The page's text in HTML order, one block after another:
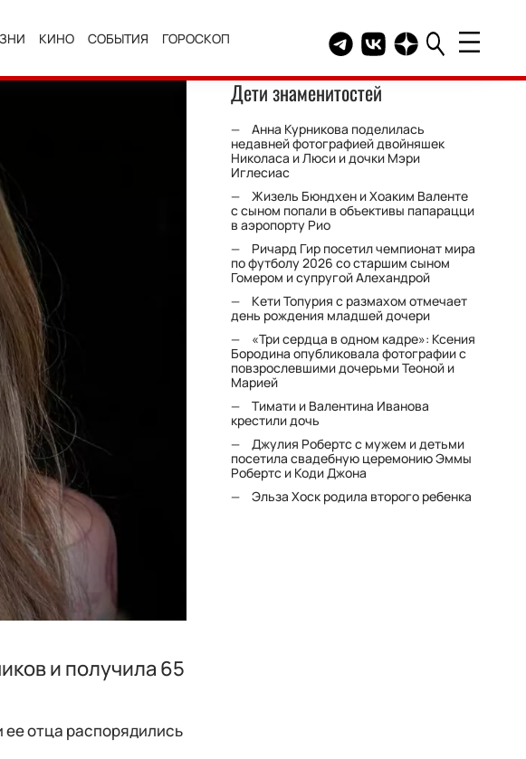
КИНО СОБЫТИЯ ГОРОСКОП Telegram канал HELLO
Группа HELLO
Канал HELLO в
и получила 65
отца распорядились
Дети знаменитостей
Анна Курникова поделилась
недавней фотографией двойняшек
Николаса и Люси и дочки Мэри
Иглесиас
Жизель Бюндхен и Хоаким Валенте
с сыном попали в объективы папарацци
в аэропорту Рио
Ричард Гир посетил чемпионат мира
по футболу 2026 со старшим сыном
Гомером и супругой Алехандрой
Кети Топурия с размахом отмечает
день рождения младшей дочери
«Три сердца в одном кадре»: Ксения
Бородина опубликовала фотографии с
повзрослевшими дочерьми Теоной и
Марией
Тимати и Валентина Иванова
крестили дочь
Джулия Робертс с мужем и детьми
посетила свадебную церемонию Эммы
Робертс и Коди Джона
Эльза Хоск родила второго ребенка